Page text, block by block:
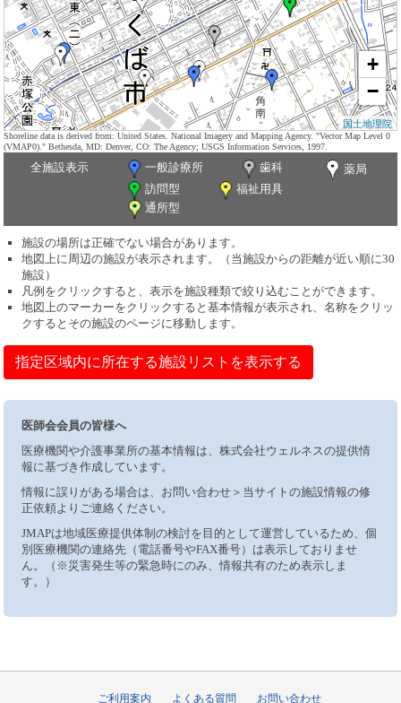
+
−
国土地理院
Shoreline data is derived from: United States. National Imagery and Mapping Agency. "Vector Map Level 0
(VMAP0)." Bethesda, MD: Denver, CO: The Agency; USGS Information Services, 1997.
全施設表示 一般診療所 歯科
薬局
訪問型
福祉用具
通所型
施設の場所は正確でない場合があります。
地図上に周辺の施設が表示されます。（当施設からの距離が近い順に30
施設）
凡例をクリックすると、表示を施設種類で絞り込むことができます。
地図上のマーカーをクリックすると基本情報が表示され、名称をクリッ
クするとその施設のページに移動します。
指定区域内に所在する施設リストを表示する
医師会会員の皆様へ
医療機関や介護事業所の基本情報は、株式会社ウェルネスの提供情
報に基づき作成しています。
情報に誤りがある場合は、お問い合わせ＞当サイトの施設情報の修
正依頼よりご連絡ください。
JMAPは地域医療提供体制の検討を目的として運営しているため、個
別医療機関の連絡先（電話番号やFAX番号）は表示しておりませ
ん。（※災害発生等の緊急時にのみ、情報共有のため表示しま
す。）
ご利用案内 よくある質問 お問い合わせ